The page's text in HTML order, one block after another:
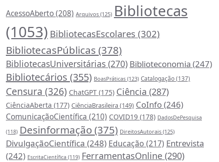
AcessoAberto(208) Arquivos (125) Bibliotecas
(1053) BibliotecasEscolares (302)
BibliotecasPúblicas (378)
BibliotecasUniversitárias (270) Biblioteconomia (247)
Bibliotecários (355) BoasPráticas (123) Catalogação(137)
Censura (326) ChatGPT (175) Ciência (287)
CiênciaAberta (177) CiênciaBrasileira (149) CoInfo(246)
ComunicaçãoCientífica (210) COVID19 (178) DadosDePesquisa
(118) Desinformação (375) DireitosAutorais (125)
DivulgaçãoCientífica (248) Educação (217) Entrevista
(242) EscritaCientífica (119) FerramentasOnline (290)